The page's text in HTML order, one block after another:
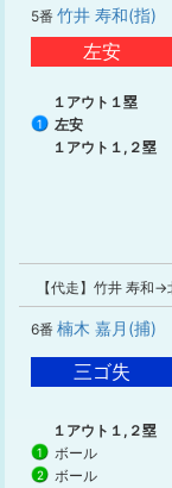
5番 竹井 寿和(指)
左安
１アウト１塁
1
左安
１アウト１,２塁
【代走】竹井 寿和→
6番 楠木 嘉月(捕)
三ゴ失
１アウト１,２塁
1 ボール
2 ボール